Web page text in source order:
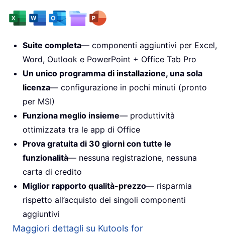
Suite completa— componenti aggiuntivi per Excel,
Word, Outlook e PowerPoint + Office Tab Pro
Un unico programma di installazione, una sola
licenza— configurazione in pochi minuti (pronto
per MSI)
Funziona meglio insieme— produttività
ottimizzata tra le app di Office
Prova gratuita di 30 giorni con tutte le
funzionalità— nessuna registrazione, nessuna
carta di credito
Miglior rapporto qualità-prezzo— risparmia
rispetto all’acquisto dei singoli componenti
aggiuntivi
Maggiori dettagli su Kutools for